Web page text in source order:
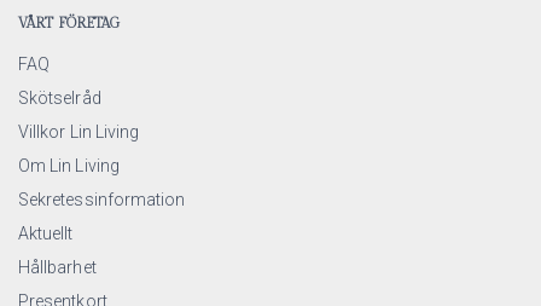
VÅRT FÖRETAG
FAQ
Skötselråd
Villkor Lin Living
Om Lin Living
Sekretessinformation
Aktuellt
Hållbarhet
Presentkort